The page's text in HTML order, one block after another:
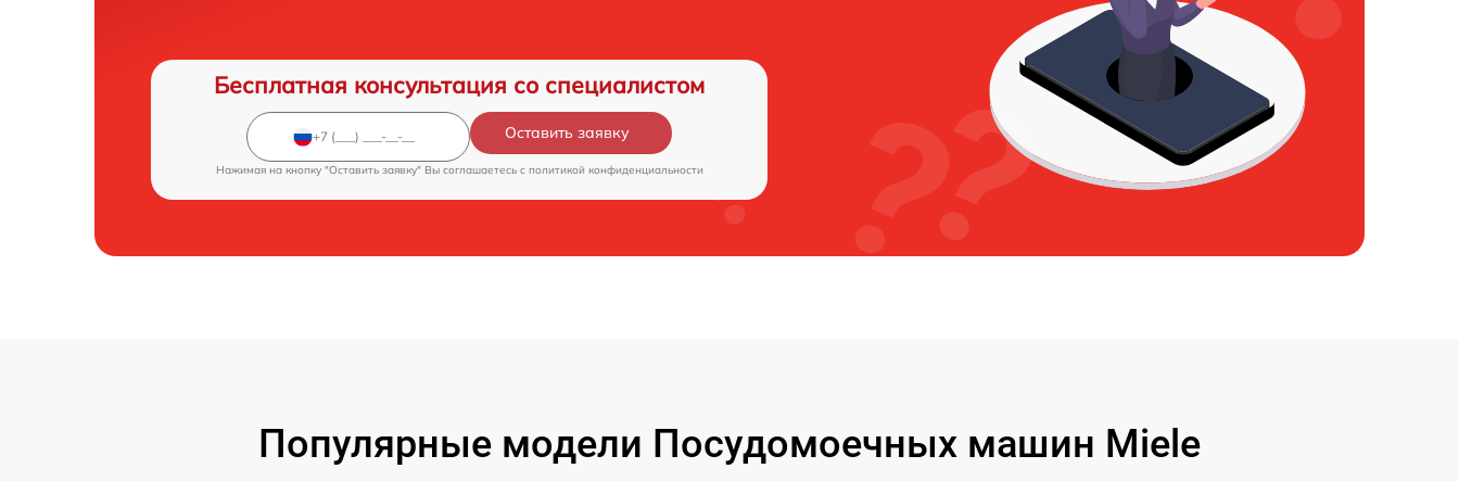
Бесплатная консультация со специалистом
Оставить заявку
Нажимая на кнопку "Оставить заявку" Вы соглашаетесь c политикой конфиденциальности
Популярные модели Посудомоечных машин Miele